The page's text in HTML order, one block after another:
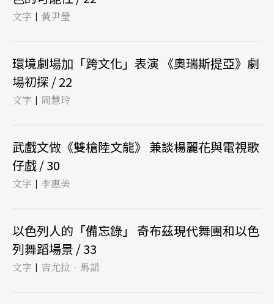
文字 | 黃尹瑩
環境劇場加「跨文化」表演 《奧瑞斯提亞》劇
場初探 / 22
文字 | 周慧玲
武戲文做《雙槍陸文龍》 兼談楊麗花與電視歌
仔戲 / 30
文字 | 李惠美
以色列人的「備忘錄」 奇布茲現代舞團和以色
列舞蹈場景 / 33
文字 | 吉尤拉．馬諾